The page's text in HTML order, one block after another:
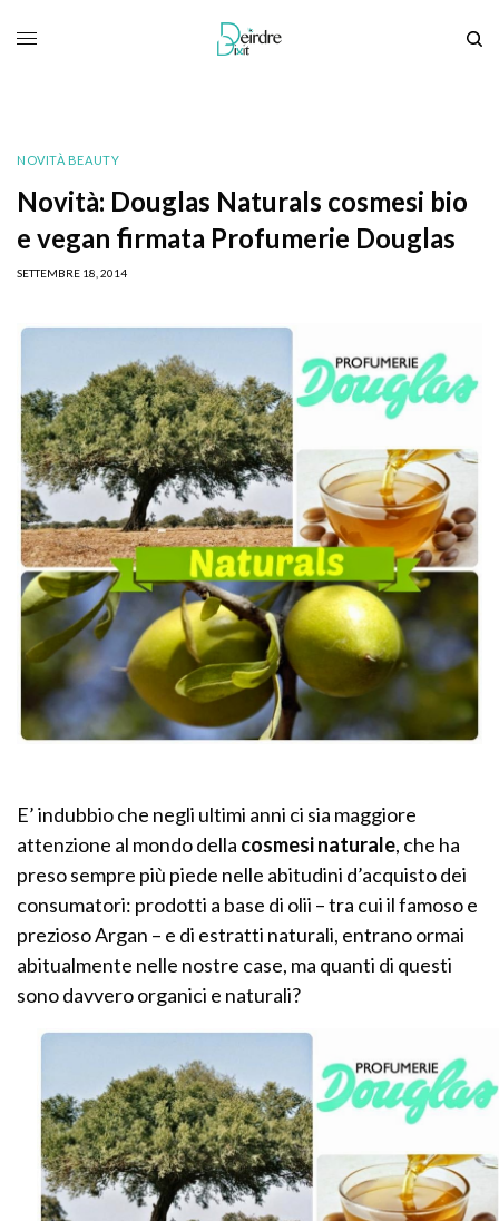
NOVITÀ BEAUTY
Novità: Douglas Naturals cosmesi bio
e vegan firmata Profumerie Douglas
SETTEMBRE 18, 2014
E’ indubbio che negli ultimi anni ci sia maggiore
attenzione al mondo della cosmesi naturale, che ha
preso sempre più piede nelle abitudini d’acquisto dei
consumatori: prodotti a base di olii – tra cui il famoso e
prezioso Argan – e di estratti naturali, entrano ormai
abitualmente nelle nostre case, ma quanti di questi
sono davvero organici e naturali?